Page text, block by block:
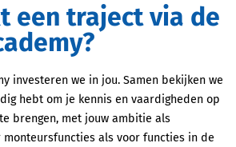
investeren we in jou. Samen bekijken we
hebt om je kennis en vaardigheden op
brengen, met jouw ambitie als
als voor functies in de